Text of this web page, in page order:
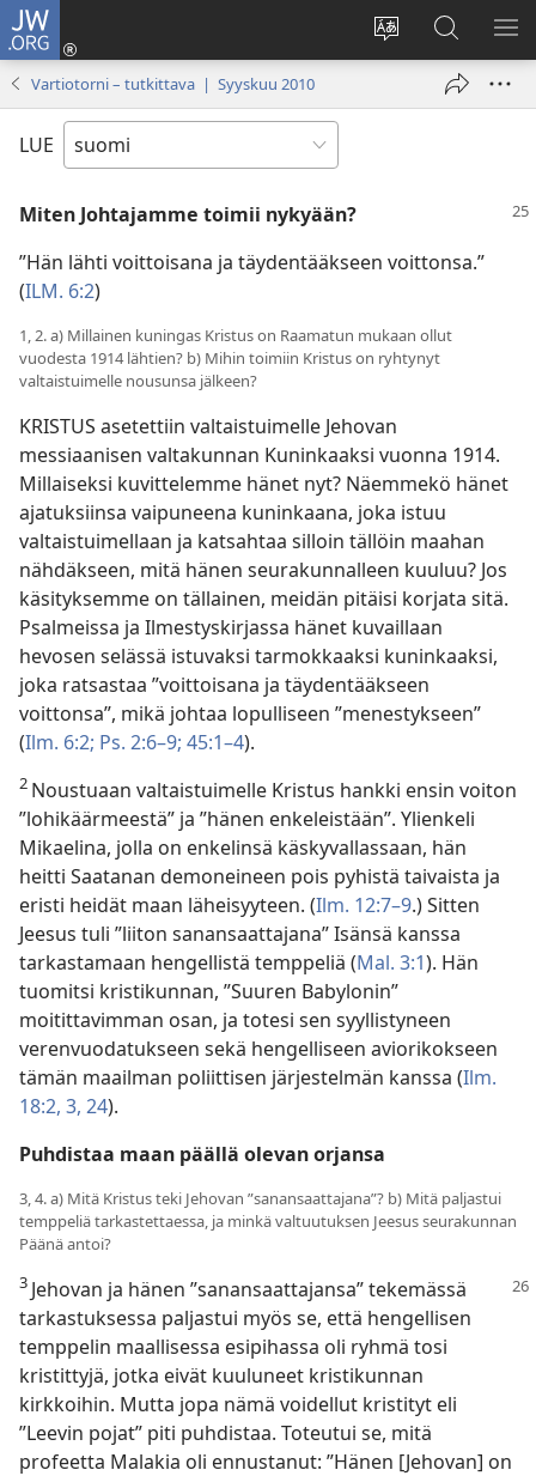
JW.ORG
Vaihda
sivuston
Kirjaudu
(avaa
Hae
JW.ORG-
sivustolta
Vartiotorni – tutkittava | Syyskuu 2010
LUE
Miten Johtajamme toimii nykyään?
”Hän lähti voittoisana ja täydentääkseen voittonsa.”
(ILM. 6:2)
1, 2. a) Millainen kuningas Kristus on Raamatun mukaan ollut
vuodesta 1914 lähtien? b) Mihin toimiin Kristus on ryhtynyt
valtaistuimelle nousunsa jälkeen?
KRISTUS asetettiin valtaistuimelle Jehovan
messiaanisen valtakunnan Kuninkaaksi vuonna 1914.
Millaiseksi kuvittelemme hänet nyt? Näemmekö hänet
ajatuksiinsa vaipuneena kuninkaana, joka istuu
valtaistuimellaan ja katsahtaa silloin tällöin maahan
nähdäkseen, mitä hänen seurakunnalleen kuuluu? Jos
käsityksemme on tällainen, meidän pitäisi korjata sitä.
Psalmeissa ja Ilmestyskirjassa hänet kuvaillaan
hevosen selässä istuvaksi tarmokkaaksi kuninkaaksi,
joka ratsastaa ”voittoisana ja täydentääkseen
voittonsa”, mikä johtaa lopulliseen ”menestykseen”
(Ilm. 6:2; Ps. 2:6–9; 45:1–4).
2 Noustuaan valtaistuimelle Kristus hankki ensin voiton
”lohikäärmeestä” ja ”hänen enkeleistään”. Ylienkeli
Mikaelina, jolla on enkelinsä käskyvallassaan, hän
heitti Saatanan demoneineen pois pyhistä taivaista ja
eristi heidät maan läheisyyteen. (Ilm. 12:7–9.) Sitten
Jeesus tuli ”liiton sanansaattajana” Isänsä kanssa
tarkastamaan hengellistä temppeliä (Mal. 3:1). Hän
tuomitsi kristikunnan, ”Suuren Babylonin”
moitittavimman osan, ja totesi sen syyllistyneen
verenvuodatukseen sekä hengelliseen aviorikokseen
tämän maailman poliittisen järjestelmän kanssa (Ilm.
18:2, 3, 24).
Puhdistaa maan päällä olevan orjansa
3, 4. a) Mitä Kristus teki Jehovan ”sanansaattajana”? b) Mitä paljastui
temppeliä tarkastettaessa, ja minkä valtuutuksen Jeesus seurakunnan
Päänä antoi?
3 Jehovan ja hänen ”sanansaattajansa”tekemässä
tarkastuksessa paljastui myös se, että hengellisen
temppelin maallisessa esipihassa oli ryhmä tosi
kristittyjä, jotka eivät kuuluneet kristikunnan
kirkkoihin. Mutta jopa nämä voidellut kristityt eli
”Leevin pojat” piti puhdistaa. Toteutui se, mitä
profeetta Malakia oli ennustanut: ”Hänen [Jehovan] on